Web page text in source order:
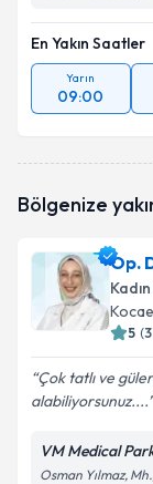
En Yakın Saatler
Yarın
09:00
Bölgenize
Op.
5 (3
Çok tatlı ve
alabiliyorsunuz....
VM Medical
Osman Yılmaz,